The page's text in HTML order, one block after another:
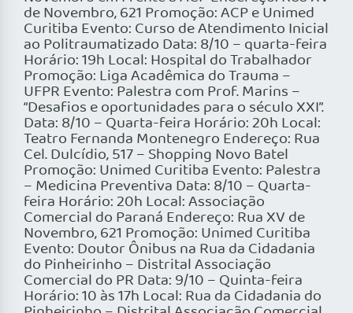
de Novembro, 621 Promoção: ACP e Unimed
Curitiba Evento: Curso de Atendimento Inicial
ao Politraumatizado Data: 8/10 – quarta-feira
Horário: 19h Local: Hospital do Trabalhador
Promoção: Liga Acadêmica do Trauma –
UFPR Evento: Palestra com Prof. Marins –
“Desafios e oportunidades para o século XXI”.
Data: 8/10 – Quarta-feira Horário: 20h Local:
Teatro Fernanda Montenegro Endereço: Rua
Cel. Dulcídio, 517 – Shopping Novo Batel
Promoção: Unimed Curitiba Evento: Palestra
– Medicina Preventiva Data: 8/10 – Quarta-
feira Horário: 20h Local: Associação
Comercial do Paraná Endereço: Rua XV de
Novembro, 621 Promoção: Unimed Curitiba
Evento: Doutor Ônibus na Rua da Cidadania
do Pinheirinho – Distrital Associação
Comercial do PR Data: 9/10 – Quinta-feira
Horário: 10 às 17h Local: Rua da Cidadania do